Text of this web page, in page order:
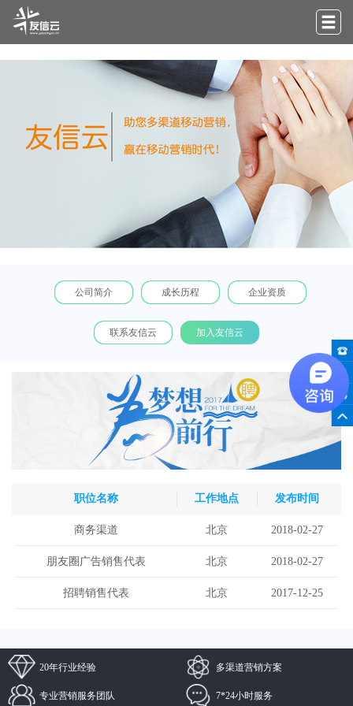
公司简介 成长历程 企业资质
联系友信云 加入友信云
职位名称 工作地点 发布时间
商务渠道 北京 2018-02-27
朋友圈广告销售代表 北京 2018-02-27
招聘销售代表 北京 2017-12-25
20年行业经验 多渠道营销方案
专业营销服务团队 7*24小时服务